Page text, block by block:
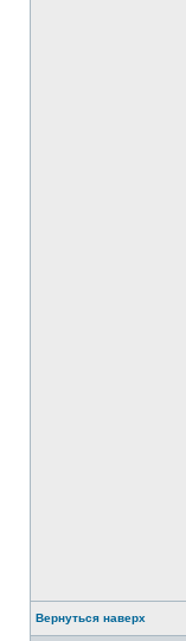
Вернуться наверх